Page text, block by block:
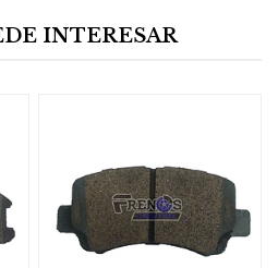
INTERESAR